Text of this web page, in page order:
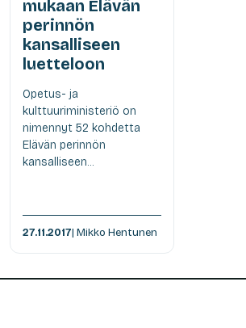
mukaan Elävän
perinnön
kansalliseen
luetteloon
Opetus- ja
kulttuuriministeriö on
nimennyt 52 kohdetta
Elävän perinnön
kansalliseen...
27.11.2017| Mikko Hentunen